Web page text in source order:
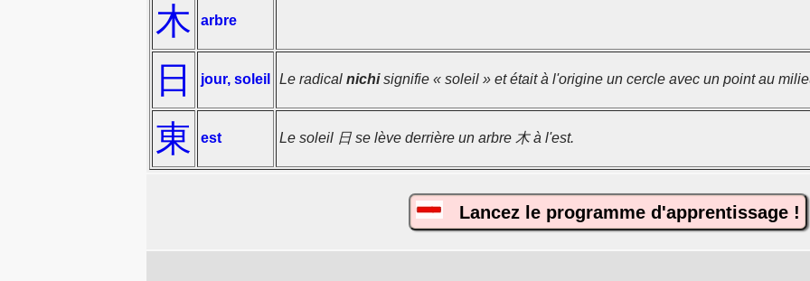
木 arbre
日 jour, soleil Le radical nichisignifie « soleil » et était à l'origine un cercle avec un point au
東 est Le soleil 日 se lève derrière un arbre 木 à l'est.
Lancez le programme d'apprentissage !